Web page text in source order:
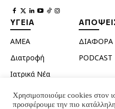
ΥΓΕΙΑ
ΑΜΕΑ
Διατροφή
Ιατρικά Νέα
Κατοικίδια
Ομορφιά
ΔΙΑΦΟΡΑ
PODCAST
Χρησιμοποιούμε cookies στον
προσφέρουμε την πιο